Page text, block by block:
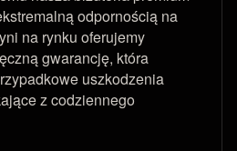
odpornością na
na rynku oferujemy
gwarancję, która
uszkodzenia
z codziennego